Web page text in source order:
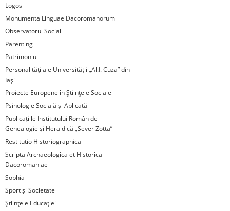
Logos
Monumenta Linguae Dacoromanorum
Observatorul Social
Parenting
Patrimoniu
Personalităţi ale Universităţii „Al.I. Cuza” din
Iaşi
Proiecte Europene în Ştiinţele Sociale
Psihologie Socială şi Aplicată
Publicațiile Institutului Român de
Genealogie și Heraldică „Sever Zotta”
Restitutio Historiographica
Scripta Archaeologica et Historica
Dacoromaniae
Sophia
Sport și Societate
Ştiinţele Educaţiei